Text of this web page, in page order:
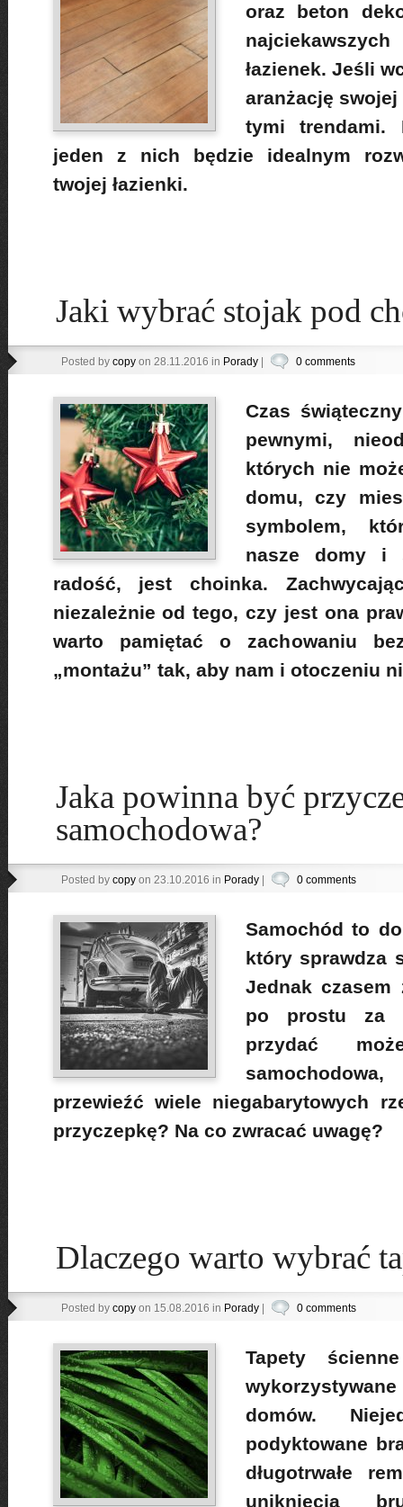
oraz beton
łazienek. Jeśli
aranżację swojej
tymi trendami.
jeden z nich będzie idealnym
twojej łazienki.
Jaki wybrać stojak pod
Posted by copyon 28.11.2016 in Porady| 0 comments
Czas
pewnymi,
których nie
domu, czy
symbolem,
nasze domy i
radość, jest choinka.
niezależnie od tego, czy jest ona
warto pamiętać o zachowaniu
„montażu” tak, aby nam i otoczeniu
Jaka powinna być
samochodowa?
Posted by copyon 23.10.2016 in Porady| 0 comments
Samochód to
który sprawdza
Jednak
po prostu za
przydać
przewieźć wiele niegabarytowych
przyczepkę? Na co zwracać uwagę?
Dlaczego warto wybrać
Posted by copyon 15.08.2016 in Porady| 0 comments
Tapety
domów.
podyktowane
długotrwałe
uniknięcia